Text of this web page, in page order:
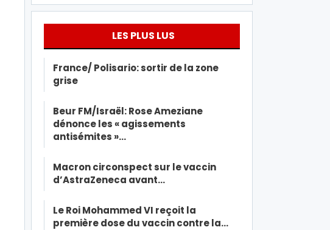
LES PLUS LUS
France/ Polisario: sortir de la zone
grise
Beur FM/Israël: Rose Ameziane
dénonce les « agissements
antisémites »…
Macron circonspect sur le vaccin
d’AstraZeneca avant…
Le Roi Mohammed VI reçoit la
première dose du vaccin contre la…